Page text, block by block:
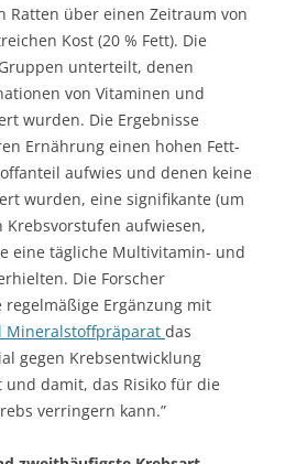
Ratten über einen Zeitraum von
Kost (20 % Fett). Die
unterteilt, denen
von Vitaminen und
wurden. Die Ergebnisse
Ernährung einen hohen Fett-
aufwies und denen keine
wurden, eine signifikante (um
Krebsvorstufen aufwiesen,
eine tägliche Multivitamin- und
Die Forscher
regelmäßige Ergänzung mit
das
gegen Krebsentwicklung
damit, das Risiko für die
verringern kann.”